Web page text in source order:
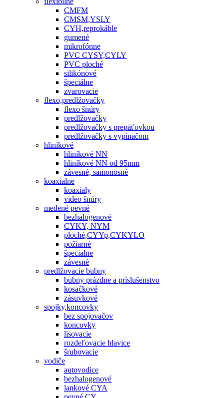
CMFM
CMSM,YSLY
CYH,reprokáble
gumené
mikrofónne
PVC CYSY,CYLY
PVC ploché
silikónové
špeciálne
zvarovacie
flexo,predlžovačky
flexo šnúry
predlžovačky
predlžovačky s prepäťovkou
predlžovačky s vypínačom
hliníkové
hliníkové NN
hliníkové NN od 95mm
závesné, samonosné
koaxialne
koaxialy
video šnúry
medené pevné
bezhalogenové
CYKY, NYM
ploché,CYYp,CYKYLO
požiarné
špecialne
závesné
predlžovacie bubny
bubny prázdne a príslušenstvo
kosačkové
zásuvkové
spojky,koncovky
bez spojovačov
koncovky
lisovacie
rozdeľovacie hlavice
šrubovacie
vodiče
autovodice
bezhalogenové
lankové CYA